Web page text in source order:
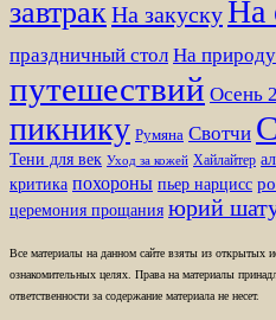
завтракНа закускуНа
праздничный стол На природу
путешествий Осень
пикнику Румяна Свотчи
Тени для век Уход за кожей Хайлайтер
критика похороны пьер нарцисс
церемония прощания юрий
Все материалы на данном сайте взяты из открытых
ознакомительных целях. Права на материалы
ответственности за содержание материала не несет.